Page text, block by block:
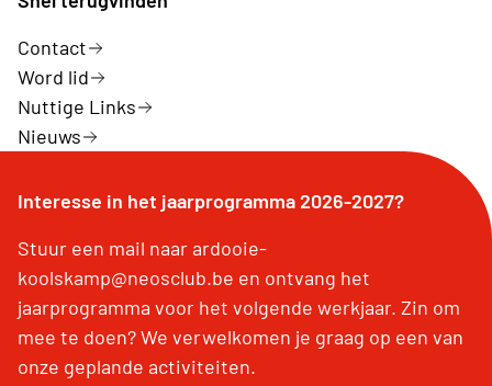
Contact
Word lid
Nuttige Links
Nieuws
Interesse in het jaarprogramma 2026-2027?
Stuur een mail naar ardooie-
koolskamp@neosclub.be en ontvang het
jaarprogramma voor het volgende werkjaar. Zin om
mee te doen? We verwelkomen je graag op een van
onze geplande activiteiten.